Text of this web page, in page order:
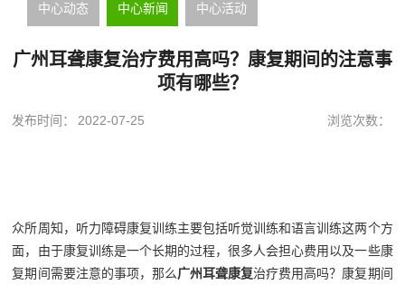
中心动态 中心新闻 中心活动
广州耳聋康复治疗费用高吗？康复期间的注意事
项有哪些？
发布时间： 2022-07-25 浏览次数：
众所周知，听力障碍康复训练主要包括听觉训练和语言训练这两个方
面，由于康复训练是一个长期的过程，很多人会担心费用以及一些康
复期间需要注意的事项，那么广州耳聋康复治疗费用高吗？康复期间